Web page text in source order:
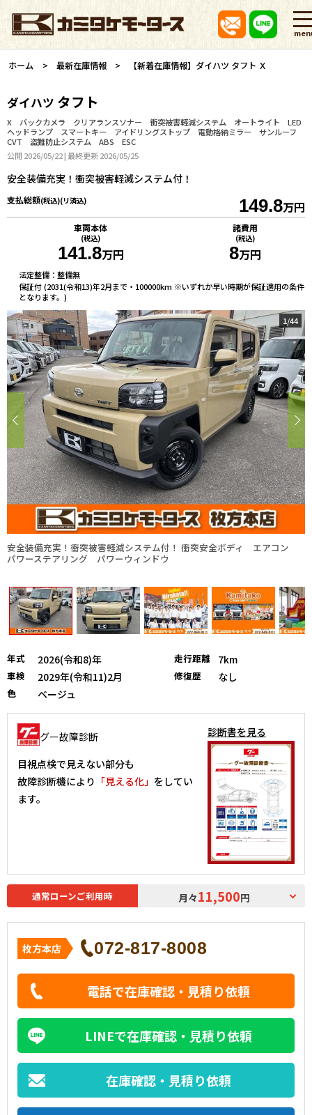
ホーム 最新在庫情報 【新着在庫情報】ダイハツ タフト Ｘ
ダイハツ タフト
X バックカメラ クリアランスソナー 衝突被害軽減システム オートライト LED
ヘッドランプ スマートキー アイドリングストップ 電動格納ミラー サンルーフ
CVT 盗難防止システム ABS ESC
公開 2026/05/22 | 最終更新 2026/05/25
安全装備充実！衝突被害軽減システム付！
支払総額(税込)(リ済込) 149.8万円
車両本体
(税込)
141.8万円
諸費用
(税込)
8万円
法定整備：整備無
保証付 (2031(令和13)年2月まで・100000km ※いずれか早い時期が保証適用の条件
となります。)
安全装備充実！衝突被害軽減システム付！ 衝突安全ボディ エアコン
パワーステアリング パワーウィンドウ
1/44
年式 2026(令和8)年 走行距離 7km
車検 2029年(令和11)2月 修復歴 なし
色 ベージュ
グー故障診断
目視点検で見えない部分も
故障診断機により 「見える化」 をしてい
ます。
診断書を見る
通常ローンご利用時 月々11,500円
枚方本店 072-817-8008
電話で在庫確認・見積り依頼
LINEで在庫確認・見積り依頼
在庫確認・見積り依頼